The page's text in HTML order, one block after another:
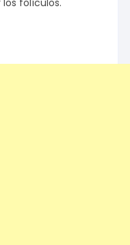
folículos.